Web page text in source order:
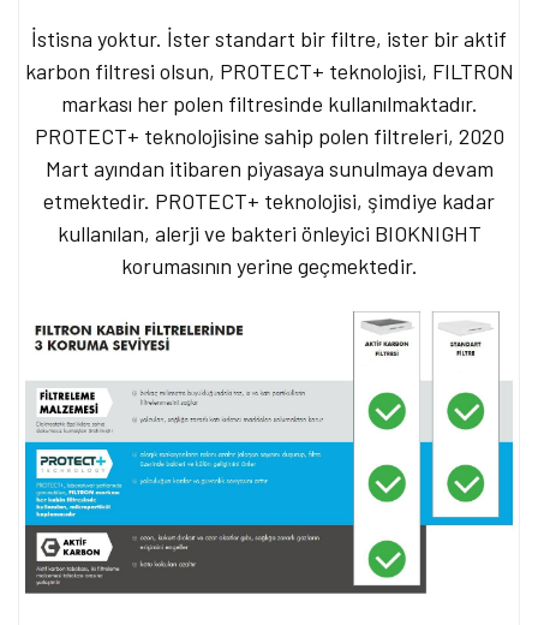
İstisna yoktur. İster standart bir filtre, ister bir aktif
karbon filtresi olsun, PROTECT+ teknolojisi, FILTRON
markası her polen filtresinde kullanılmaktadır.
PROTECT+ teknolojisine sahip polen filtreleri, 2020
Mart ayından itibaren piyasaya sunulmaya devam
etmektedir. PROTECT+ teknolojisi, şimdiye kadar
kullanılan, alerji ve bakteri önleyici BIOKNIGHT
korumasının yerine geçmektedir.